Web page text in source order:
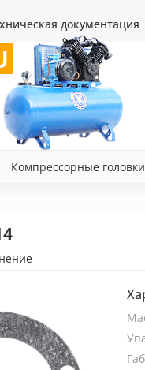
документация
Компрессорные головки